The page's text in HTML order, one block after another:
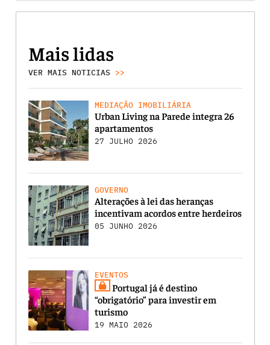
Mais lidas
VER MAIS NOTICIAS >>
MEDIAÇÃO IMOBILIÁRIA
Urban Living na Parede integra 26
apartamentos
27 JULHO 2026
GOVERNO
Alterações à lei das heranças
incentivam acordos entre herdeiros
05 JUNHO 2026
EVENTOS
Portugal já é destino
“obrigatório” para investir em
turismo
19 MAIO 2026